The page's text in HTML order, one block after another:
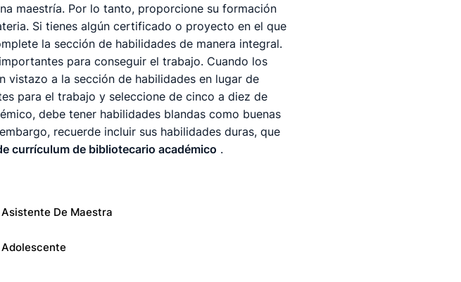
maestría. Por lo tanto, proporcione su formación
Si tienes algún certificado o proyecto en el que
la sección de habilidades de manera integral.
para conseguir el trabajo. Cuando los
vistazo a la sección de habilidades en lugar de
para el trabajo y seleccione de cinco a diez de
debe tener habilidades blandas como buenas
recuerde incluir sus habilidades duras, que
currículum de bibliotecario académico .
Asistente De Maestra
Adolescente